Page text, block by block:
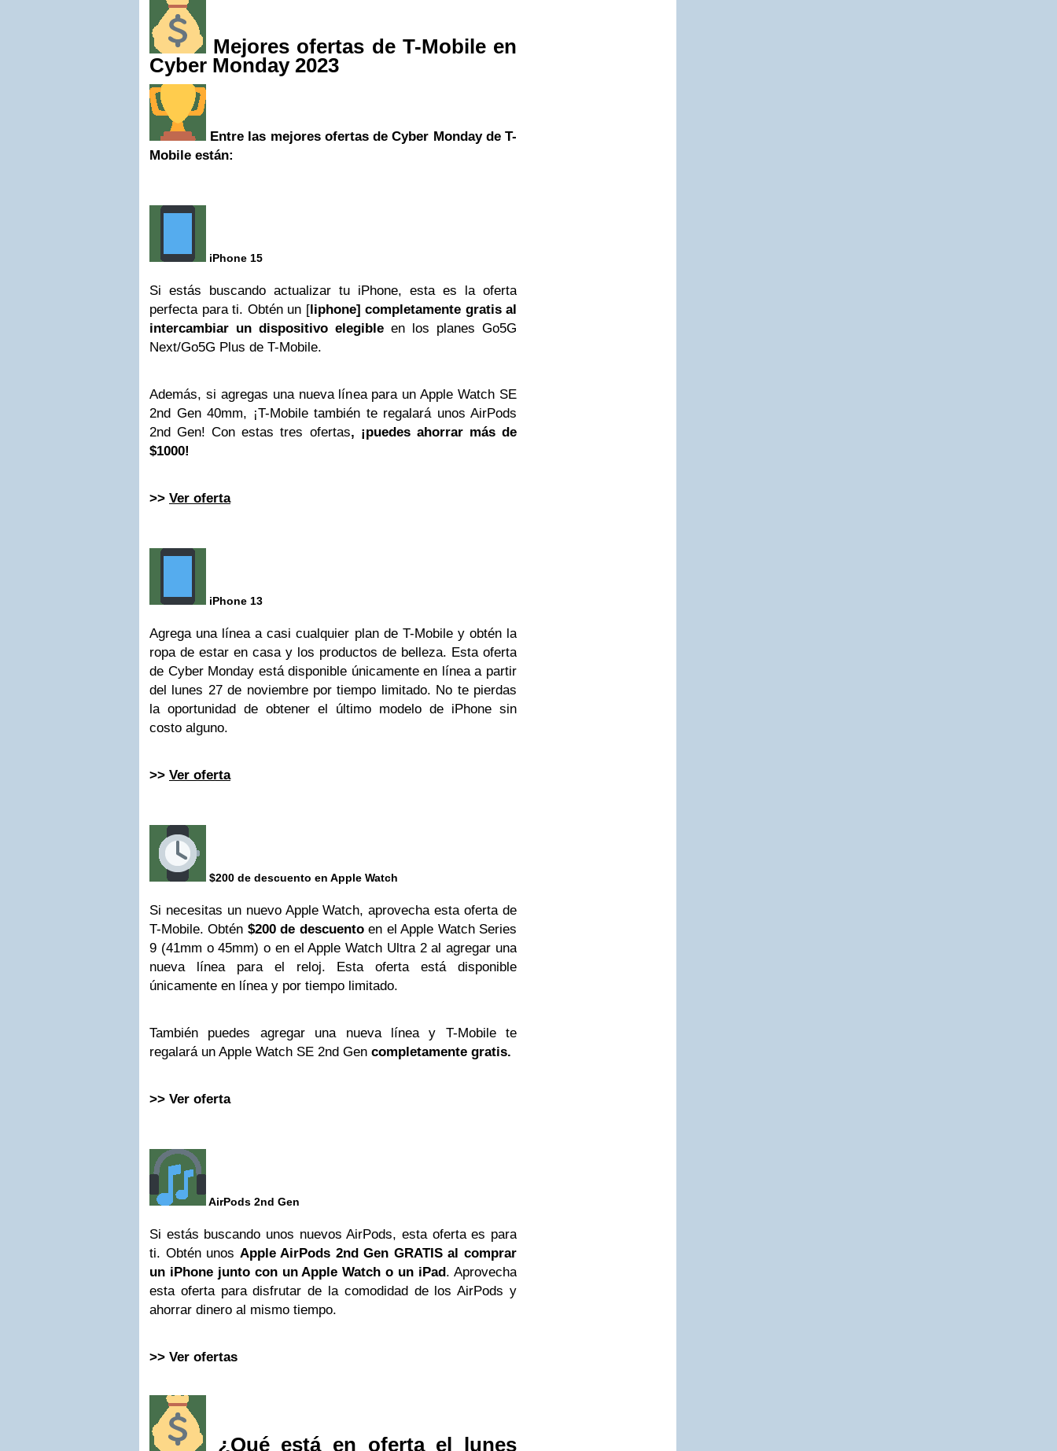
Mejores ofertas de T-Mobile en
Cyber Monday 2023
Entre las mejores ofertas de Cyber Monday de T-
Mobile están:
iPhone 15
Si estás buscando actualizar tu iPhone, esta es la oferta
perfecta para ti. Obtén un [liphone] completamente gratis al
intercambiar un dispositivo elegible en los planes Go5G
Next/Go5G Plus de T-Mobile.
Además, si agregas una nueva línea para un Apple Watch SE
2nd Gen 40mm, ¡T-Mobile también te regalará unos AirPods
2nd Gen! Con estas tres ofertas, ¡puedes ahorrar más de
$1000!
>> Ver oferta
iPhone 13
Agrega una línea a casi cualquier plan de T-Mobile y obtén la
ropa de estar en casa y los productos de belleza. Esta oferta
de Cyber Monday está disponible únicamente en línea a partir
del lunes 27 de noviembre por tiempo limitado. No te pierdas
la oportunidad de obtener el último modelo de iPhone sin
costo alguno.
>> Ver oferta
$200 de descuento en Apple Watch
Si necesitas un nuevo Apple Watch, aprovecha esta oferta de
T-Mobile. Obtén $200 de descuentoen el Apple Watch Series
9 (41mm o 45mm) o en el Apple Watch Ultra 2 al agregar una
nueva línea para el reloj. Esta oferta está disponible
únicamente en línea y por tiempo limitado.
También puedes agregar una nueva línea y T-Mobile te
regalará un Apple Watch SE 2nd Gen completamente gratis.
>> Ver oferta
AirPods 2nd Gen
Si estás buscando unos nuevos AirPods, esta oferta es para
ti. Obtén unos Apple AirPods 2nd Gen GRATIS al comprar
un iPhone junto con un Apple Watch o un iPad. Aprovecha
esta oferta para disfrutar de la comodidad de los AirPods y
ahorrar dinero al mismo tiempo.
>> Ver ofertas
¿Qué está en oferta el lunes